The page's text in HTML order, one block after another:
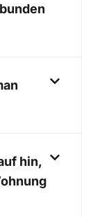
hin,